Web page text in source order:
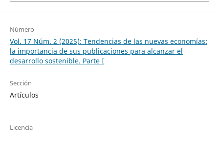
Número
Vol. 17 Núm. 2 (2025): Tendencias de las nuevas economías:
la importancia de sus publicaciones para alcanzar el
desarrollo sostenible. Parte I
Sección
Artículos
Licencia